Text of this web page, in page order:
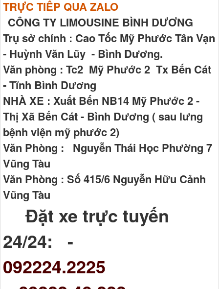
TRỰC TIẾP QUA ZALO
CÔNG TY LIMOUSINE BÌNH DƯƠNG
Trụ sở chính : Cao Tốc Mỹ Phước Tân Vạn
- Huỳnh Văn Lũy - Bình Dương.
Văn phòng : Tc2 Mỹ Phước 2 Tx Bến Cát
- Tĩnh Bình Dương
NHÀ XE : Xuất Bến NB14 Mỹ Phước 2 -
Thị Xã Bến Cát - Bình Dương ( sau lưng
bệnh viện mỹ phước 2)
Văn Phòng : Nguyễn Thái Học Phường 7
Vũng Tàu
Văn Phòng : Số 415/6 Nguyễn Hữu Cảnh
Vũng Tàu
Đặt xe trực tuyến
24/24: -
092224.2225